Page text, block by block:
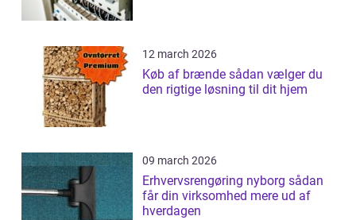
12 march 2026
Køb af brænde sådan vælger du
den rigtige løsning til dit hjem
09 march 2026
Erhvervsrengøring nyborg sådan
får din virksomhed mere ud af
hverdagen